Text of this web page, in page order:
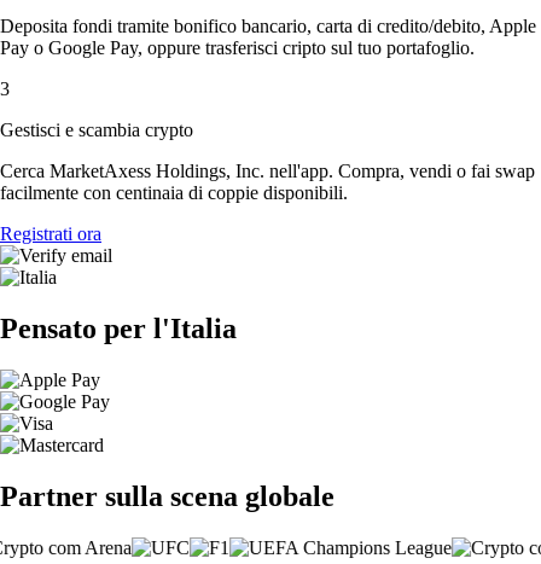
Deposita fondi tramite bonifico bancario, carta di credito/debito, Apple
Pay o Google Pay, oppure trasferisci cripto sul tuo portafoglio.
3
Gestisci e scambia crypto
Cerca MarketAxess Holdings, Inc. nell'app. Compra, vendi o fai swap
facilmente con centinaia di coppie disponibili.
Registrati ora
Pensato per l'Italia
Partner sulla scena globale